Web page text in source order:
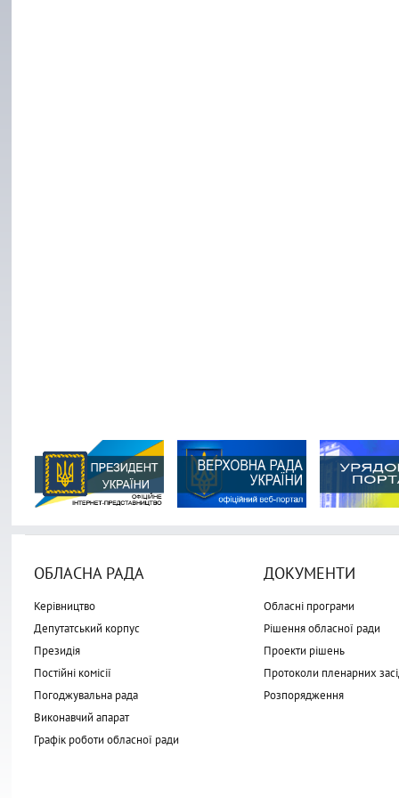
ОБЛАСНА РАДА
Керівництво
Депутатський корпус
Президія
Постійні комісії
Погоджувальна рада
Виконавчий апарат
Графік роботи обласної ради
ДОКУМЕНТИ
Обласні програми
Рішення обласної ради
Проекти рішень
Протоколи пленарних
Розпорядження